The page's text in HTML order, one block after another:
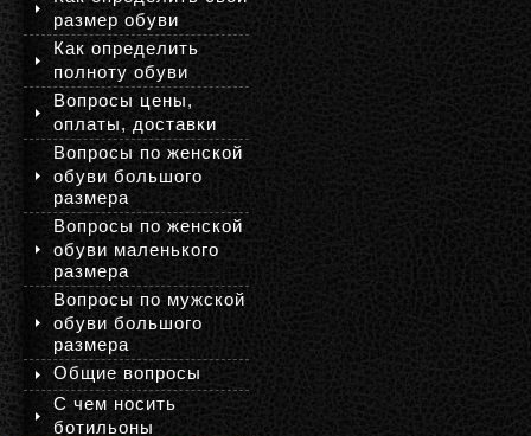
размер обуви
Как определить
полноту обуви
Вопросы цены,
оплаты, доставки
Вопросы по женской
обуви большого
размера
Вопросы по женской
обуви маленького
размера
Вопросы по мужской
обуви большого
размера
Общие вопросы
С чем носить
ботильоны